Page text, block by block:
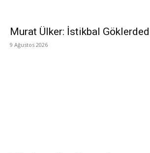
Murat Ülker: İstikbal
9 Ağustos 2026